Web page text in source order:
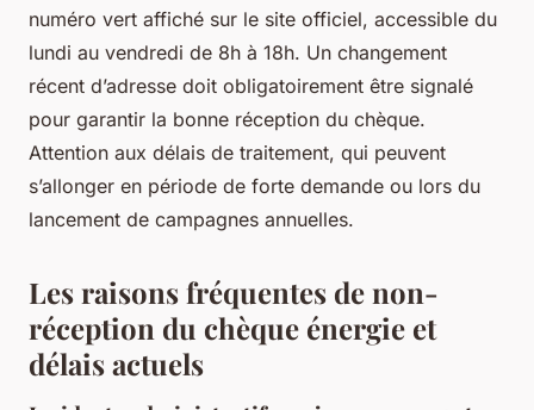
numéro vert affiché sur le site officiel, accessible du
lundi au vendredi de 8h à 18h. Un changement
récent d’adresse doit obligatoirement être signalé
pour garantir la bonne réception du chèque.
Attention aux délais de traitement, qui peuvent
s’allonger en période de forte demande ou lors du
lancement de campagnes annuelles.
Les raisons fréquentes de non-
réception du chèque énergie et
délais actuels